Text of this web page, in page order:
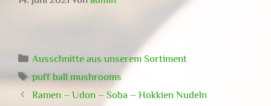
Kategorien
Ausschnitte aus unserem Sortiment
Schlagwörter
puff ball mushrooms
Ramen – Udon – Soba – Hokkien Nudeln